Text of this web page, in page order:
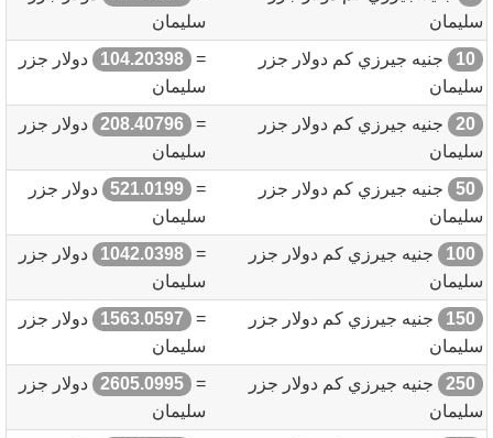
سليمان
سليمان
10
جنيه جيرزي كم دولار جزر
سليمان
=
104.20398
دولار جزر
سليمان
20
جنيه جيرزي كم دولار جزر
سليمان
=
208.40796
دولار جزر
سليمان
50
جنيه جيرزي كم دولار جزر
سليمان
=
521.0199
دولار جزر
سليمان
100
جنيه جيرزي كم دولار جزر
سليمان
=
1042.0398
دولار جزر
سليمان
150
جنيه جيرزي كم دولار جزر
سليمان
=
1563.0597
دولار جزر
سليمان
250
جنيه جيرزي كم دولار جزر
سليمان
=
2605.0995
دولار جزر
سليمان